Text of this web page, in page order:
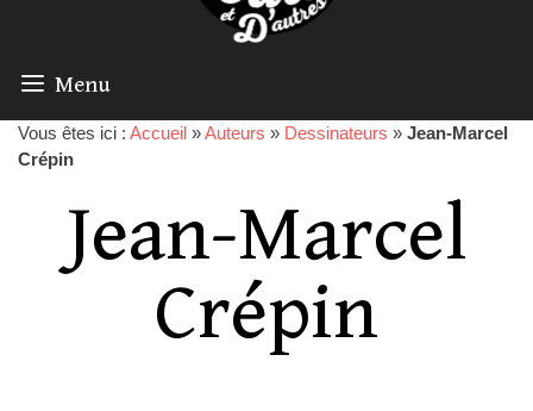
Menu
Vous êtes ici : Accueil »Auteurs » Dessinateurs » Jean-Marcel
Crépin
Jean-Marcel
Crépin